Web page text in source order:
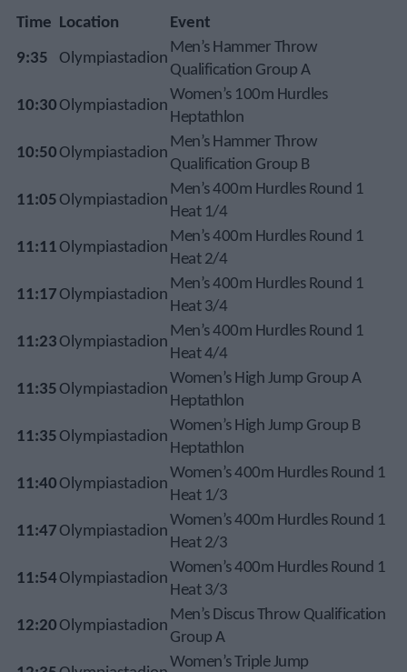
Time Location
Event
9:35
Olympiastadion
Men’s Hammer Throw
Qualification Group A
10:30Olympiastadion
Women’s 100m Hurdles
Heptathlon
10:50Olympiastadion
Men’s Hammer Throw
Qualification Group B
11:05Olympiastadion
Men’s 400m Hurdles Round 1
Heat 1/4
11:11Olympiastadion
Men’s 400m Hurdles Round 1
Heat 2/4
11:17Olympiastadion
Men’s 400m Hurdles Round 1
Heat 3/4
11:23Olympiastadion
Men’s 400m Hurdles Round 1
Heat 4/4
11:35Olympiastadion
Women’s High Jump Group A
Heptathlon
11:35Olympiastadion
Women’s High Jump Group B
Heptathlon
11:40Olympiastadion
Women’s 400m Hurdles Round 1
Heat 1/3
11:47Olympiastadion
Women’s 400m Hurdles Round 1
Heat 2/3
11:54Olympiastadion
Women’s 400m Hurdles Round 1
Heat 3/3
12:20Olympiastadion
Men’s Discus Throw Qualification
Group A
Women’s Triple Jump